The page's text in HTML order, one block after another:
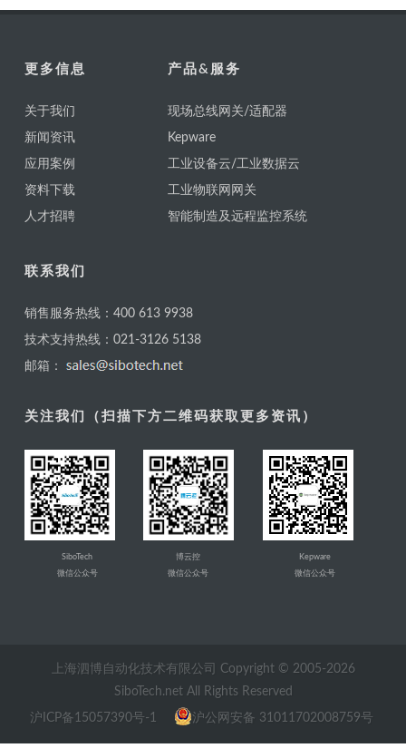
更多信息
关于我们
新闻资讯
应用案例
资料下载
人才招聘
产品&服务
现场总线网关/适配器
Kepware
工业设备云/工业数据云
工业物联网网关
智能制造及远程监控系统
联系我们
销售服务热线：400 613 9938
技术支持热线：021-3126 5138
邮箱：
关注我们（扫描下方二维码获取更多资讯）
SiboTech
微信公众号
博云控
微信公众号
Kepware
微信公众号
上海泗博自动化技术有限公司 Copyright © 2005-2026
SiboTech.net All Rights Reserved
沪ICP备15057390号-1 沪公网安备 31011702008759号